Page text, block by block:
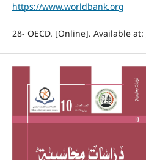
https://www.worldbank.org
28- OECD. [Online]. Available at: